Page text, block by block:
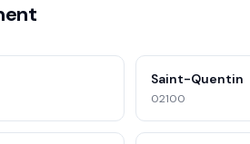
Saint-Quentin
02100